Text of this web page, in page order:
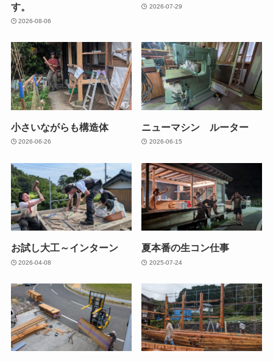
す。
2026-08-06
2026-07-29
小さいながらも構造体
2026-06-26
ニューマシン ルーター
2026-06-15
お試し大工～インターン
2026-04-08
夏本番の生コン仕事
2025-07-24